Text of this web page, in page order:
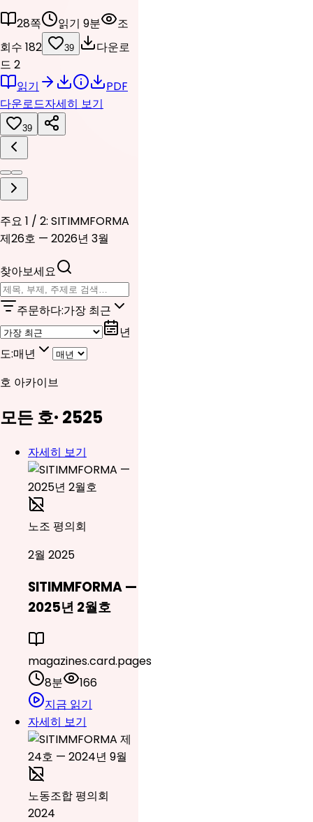
28쪽 읽기 9분
조
회수 182
39
다운로
드 2
읽기
PDF
다운로드자세히 보기
39
주요 1 / 2: SITIMMFORMA
제26호 — 2026년 3월
찾아보세요
주문하다:가장 최근
년
도:매년
호 아카이브
모든 호· 2525
자세히 보기
노조 평의회
2월 2025
SITIMMFORMA —
2025년 2월호
magazines.card.pages
8분
166
지금 읽기
자세히 보기
노동조합 평의회
2024